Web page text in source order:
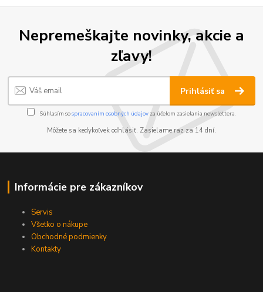
Nepremeškajte novinky, akcie a
zľavy!
Prihlásiť sa
Súhlasím sospracovaním osobných údajov za účelom zasielania newslettera.
Môžete sa kedykoľvek odhlásiť. Zasielame raz za 14 dní.
Informácie pre zákazníkov
Servis
Všetko o nákupe
Obchodné podmienky
Kontakty